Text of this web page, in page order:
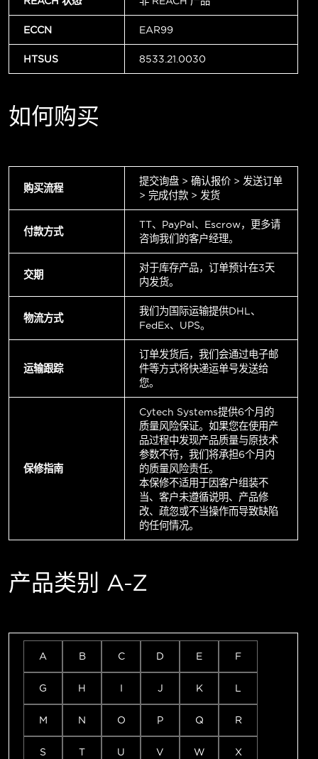
ECCN EAR99
HTSUS 8533.21.0030
如何购买
购买流程
提交询盘 > 确认报价 > 发送订单
> 完成付款 > 发货
付款方式
TT、PayPal、Escrow，更多请
咨询我们的客户经理。
交期
对于库存产品，订单预计在3天
内发货。
物流方式
我们为国际运输提供DHL、
FedEx、UPS。
运输跟踪
订单发货后，我们会通过电子邮
件等方式将快递运单号发送给
您。
保修指南
Cytech Systems提供6个月的
质量风险保证。如果您在使用产
品过程中发现产品质量与原技术
参数不符，我们将承担6个月内
的质量风险责任。
本保修不适用于因客户组装不
当、客户未遵循说明、产品修
改、疏忽或不当操作而导致缺陷
的任何情况。
产品类别 A-Z
A B C D E F
G H I J K L
M N O P Q R
S T U V W X